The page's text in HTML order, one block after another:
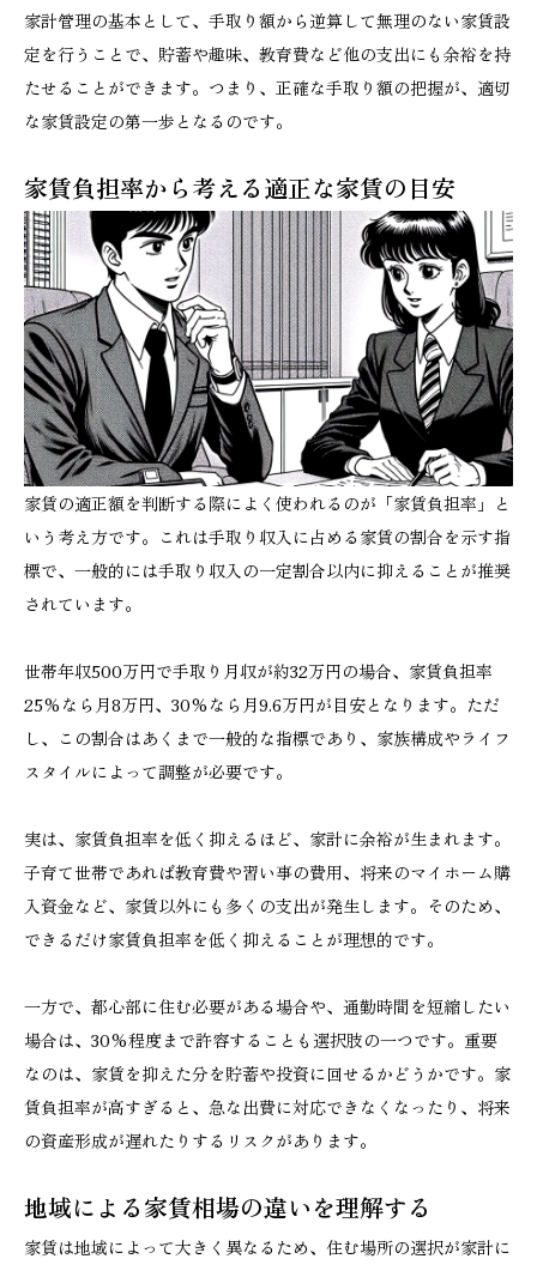
家計管理の基本として、手取り額から逆算して無理のない家賃設
定を行うことで、貯蓄や趣味、教育費など他の支出にも余裕を持
たせることができます。つまり、正確な手取り額の把握が、適切
な家賃設定の第一歩となるのです。
家賃負担率から考える適正な家賃の目安
家賃の適正額を判断する際によく使われるのが「家賃負担率」と
いう考え方です。これは手取り収入に占める家賃の割合を示す指
標で、一般的には手取り収入の一定割合以内に抑えることが推奨
されています。
世帯年収500万円で手取り月収が約32万円の場合、家賃負担率
25%なら月8万円、30%なら月9.6万円が目安となります。ただ
し、この割合はあくまで一般的な指標であり、家族構成やライフ
スタイルによって調整が必要です。
実は、家賃負担率を低く抑えるほど、家計に余裕が生まれます。
子育て世帯であれば教育費や習い事の費用、将来のマイホーム購
入資金など、家賃以外にも多くの支出が発生します。そのため、
できるだけ家賃負担率を低く抑えることが理想的です。
一方で、都心部に住む必要がある場合や、通勤時間を短縮したい
場合は、30%程度まで許容することも選択肢の一つです。重要
なのは、家賃を抑えた分を貯蓄や投資に回せるかどうかです。家
賃負担率が高すぎると、急な出費に対応できなくなったり、将来
の資産形成が遅れたりするリスクがあります。
地域による家賃相場の違いを理解する
家賃は地域によって大きく異なるため、住む場所の選択が家計に